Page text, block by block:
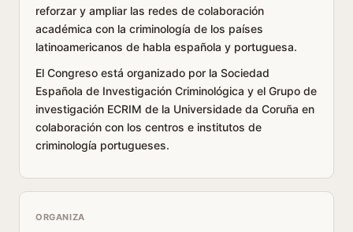
reforzar y ampliar las redes de colaboración
académica con la criminología de los países
latinoamericanos de habla española y portuguesa.
El Congreso está organizado por la Sociedad
Española de Investigación Criminológica y el Grupo de
investigación ECRIM de la Universidade da Coruña en
colaboración con los centros e institutos de
criminología portugueses.
ORGANIZA